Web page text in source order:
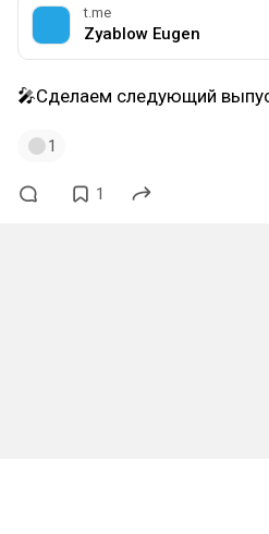
t.me
Zyablow Eugen
🎤Сделаем следующий
1
1